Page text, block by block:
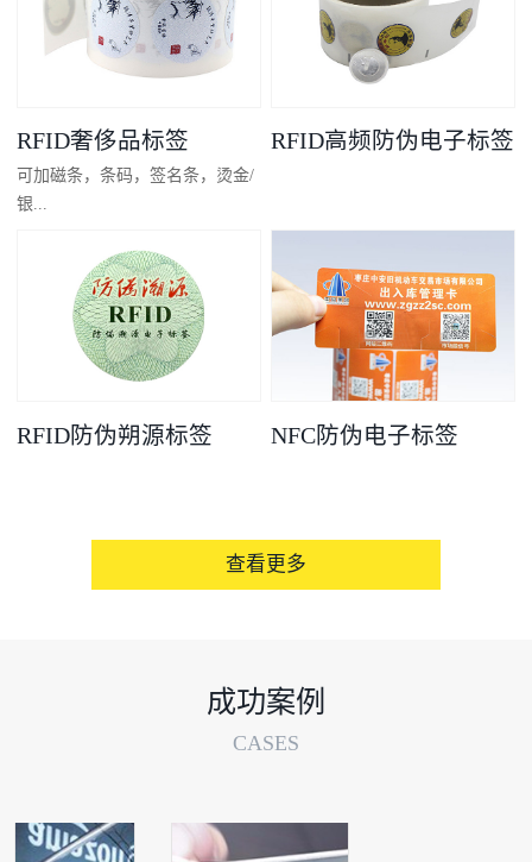
RFID奢侈品标签
可加磁条，条码，签名条，烫金/
银...
凸码，金/银底
RFID高频防伪电子标签
RFID防伪朔源标签 NFC防伪电子标签
查看更多
成功案例
CASES